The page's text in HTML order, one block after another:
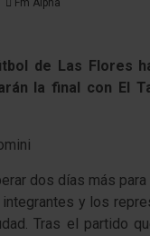
Fm Alpha
de Las Flores
la final con El
dos días más
y los
Tras el partido